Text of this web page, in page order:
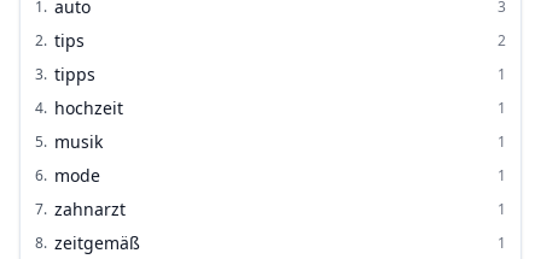
1. auto
3
2. tips
2
3. tipps
1
4. hochzeit
1
5. musik
1
6. mode
1
7. zahnarzt
1
8. zeitgemäß
1